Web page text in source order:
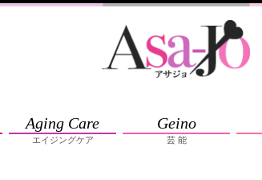
Aging Care
エイジングケア
Geino
芸 能